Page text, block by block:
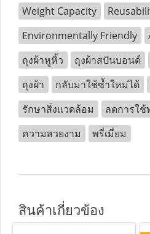
Weight Capacity
Environmentally Friendly
ถุงผ้าหูหิ้ว
ถุงผ้าสปันบอนด์
ถุงผ้า
กลับมาใช้ซ้ำใหม่ได้
รักษาสิ่งแวดล้อม
ลดการใช้
ความสวยงาม
พรี่เมี่ยม
สินค้าเกี่ยวข้อง